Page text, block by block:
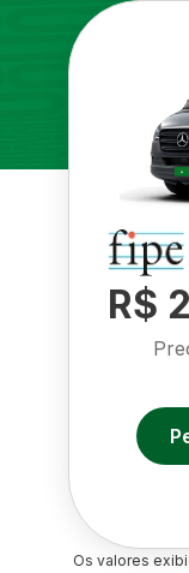
R$
Os valores